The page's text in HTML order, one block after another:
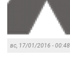
вс, 17/01/2016 - 00:48